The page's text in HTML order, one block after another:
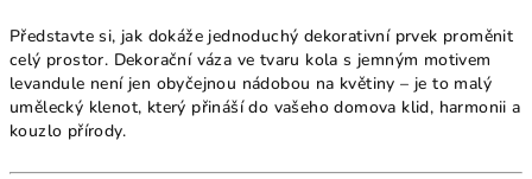
Představte si, jak dokáže jednoduchý dekorativní prvek proměnit
celý prostor. Dekorační váza ve tvaru kola s jemným motivem
levandule není jen obyčejnou nádobou na květiny – je to malý
umělecký klenot, který přináší do vašeho domova klid, harmonii a
kouzlo přírody.